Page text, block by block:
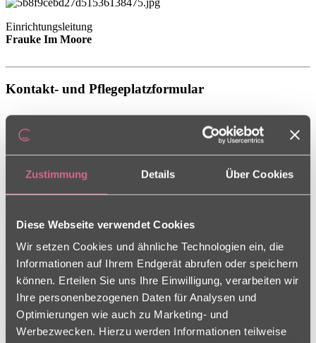
Zustimmung Details Über Cookies
Diese Webseite verwendet Cookies
Wir setzen Cookies und ähnliche Technologien ein, die
Informationen auf Ihrem Endgerät abrufen oder speichern
können. Erteilen Sie uns Ihre Einwilligung, verarbeiten wir
Ihre personenbezogenen Daten für Analysen und
Optimierungen wie auch zu Marketing- und
Werbezwecken. Hierzu werden Informationen teilweise
Einrichtungsleitung
Frauke Im Moore
Kontakt- und Pflegeplatzformular
Sie haben Fragen rund um die Pflege, oder interessieren sich für
einen Pflegeplatz? Wir stehen Ihnen gerne zur Verfügung und freuen
uns auf Ihre Nachricht über unser Kontaktformular.
Senden